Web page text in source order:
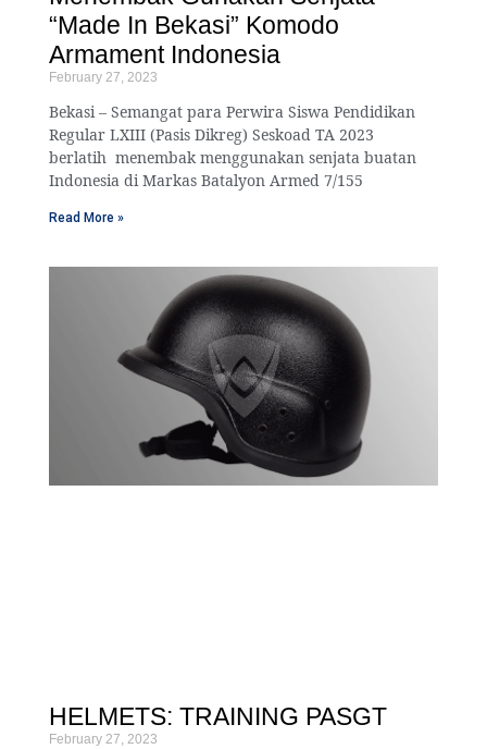
“Made In Bekasi” Komodo
Armament Indonesia
February 27, 2023
Bekasi – Semangat para Perwira Siswa Pendidikan
Regular LXIII (Pasis Dikreg) Seskoad TA 2023
berlatih menembak menggunakan senjata buatan
Indonesia di Markas Batalyon Armed 7/155
Read More »
HELMETS: TRAINING PASGT
February 27, 2023